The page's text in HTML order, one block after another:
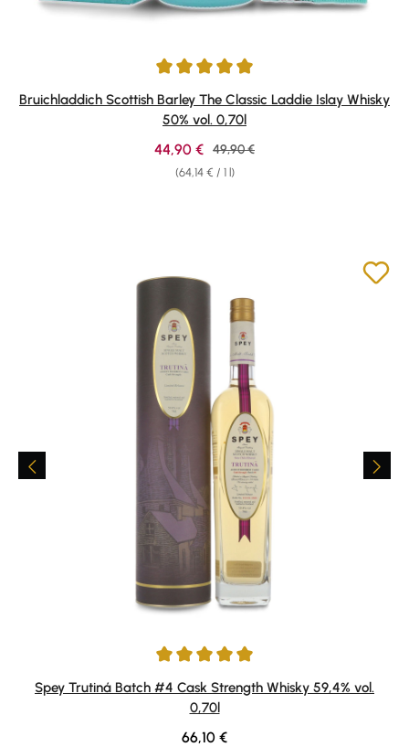
Average rating of 4.92 out of 5 stars
Bruichladdich Scottish Barley The Classic Laddie Islay Whisky
50% vol. 0,70l
(64,14 € / 1 l)
Sale price:
44,90 € Regular price:
49,90 €
Average rating of 5 out of 5 stars
Spey Trutiná Batch #4 Cask Strength Whisky 59,4% vol.
0,70l
Regular price:
66,10 €